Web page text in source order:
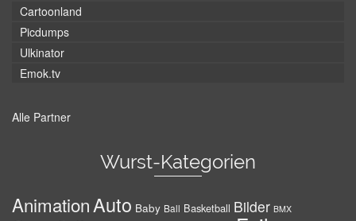
Cartoonland
Picdumps
Ulkinator
Emok.tv
Alle Partner
Wurst-Kategorien
AnimationAuto Baby Ball Basketball Bilder BMX